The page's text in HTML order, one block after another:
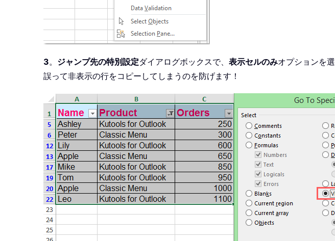
3。 ジャンプ先の特別設定ダイアログボックスで、 表示セルのみオプションを
誤って非表示の行をコピーしてしまうのを防げます！